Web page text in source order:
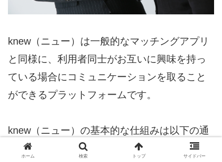
knew（ニュー）は一般的なマッチングアプリ
と同様に、利用者同士がお互いに興味を持っ
ている場合にコミュニケーションを取ること
ができるプラットフォームです。
knew（ニュー）の基本的な仕組みは以下の通
りです。
ホーム 検索 トップ サイドバー